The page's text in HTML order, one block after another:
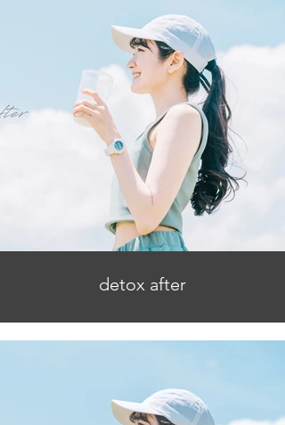
detox after